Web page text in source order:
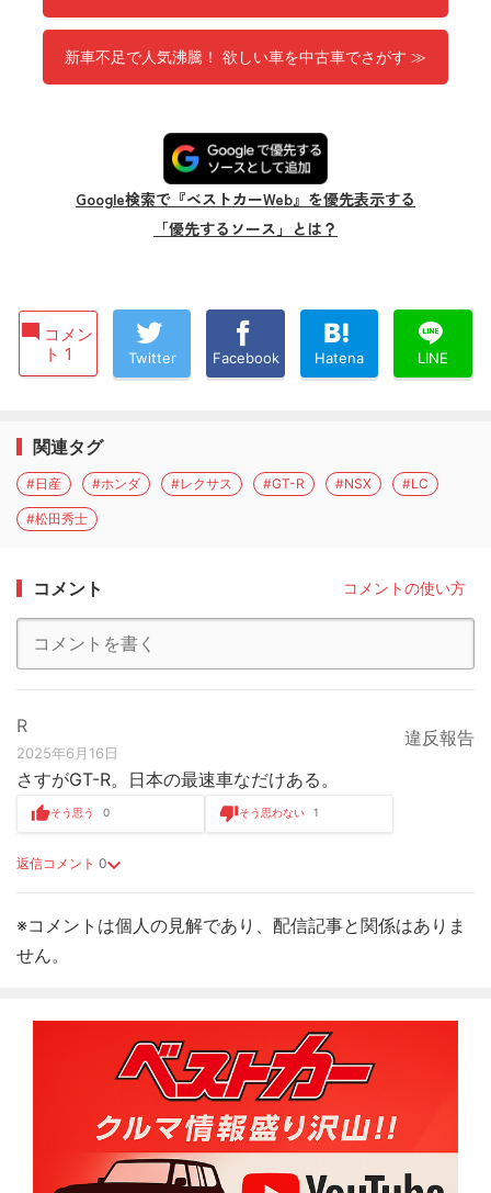
新車不足で人気沸騰！ 欲しい車を中古車でさがす ≫
Google検索で『ベストカーWeb』を優先表示する
「優先するソース」とは？
コメン
ト 1
Twitter Facebook Hatena LINE
関連タグ
#日産 #ホンダ #レクサス #GT-R #NSX #LC
#松田秀士
コメント コメントの使い方
R
2025年6月16日
違反報告
さすがGT-R。日本の最速車なだけある。
返信コメント 0
そう思う 0 そう思わない 1
※コメントは個人の見解であり、配信記事と関係はありま
せん。